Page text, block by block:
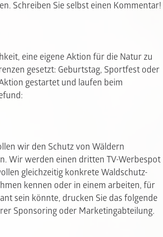
Schreiben Sie selbst einen Kommentar!
eine eigene Aktion für die Natur zu
gesetzt: Geburtstag, Sportfest oder
gestartet und laufen beim
wir den Schutz von Wäldern
Wir werden einen dritten TV-Werbespot
gleichzeitig konkrete Waldschutz-
kennen oder in einem arbeiten, für
sein könnte, drucken Sie das folgende
Sponsoring oder Marketingabteilung.